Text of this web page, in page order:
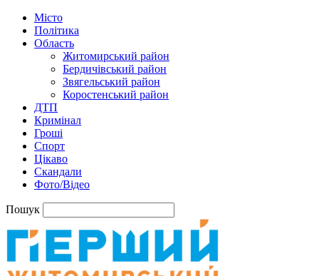
Місто
Політика
Область
Житомирський район
Бердичівський район
Звягельський район
Коростенський район
ДТП
Кримінал
Гроші
Спорт
Цікаво
Скандали
Фото/Відео
Пошук